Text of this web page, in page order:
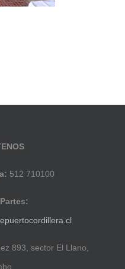
512 710100
893, sector El Llano,